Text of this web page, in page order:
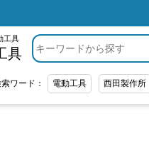
工具
具
ワード： 電動工具 西田製作所